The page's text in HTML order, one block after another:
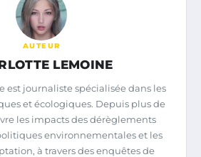
AUTEUR
LEMOINE
est journaliste spécialisée dans les
et écologiques. Depuis plus de
les impacts des dérèglements
environnementales et les
à travers des enquêtes de